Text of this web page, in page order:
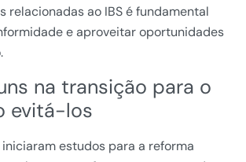
relacionadas ao IBS é fundamental
e aproveitar oportunidades
na transição para o
evitá-los
estudos para a reforma